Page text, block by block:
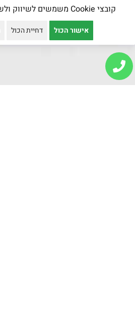
קובצי Cookie משמשים לשיווק ולשיפור השירות. אשר/י.
אישור הכול דחיית הכול